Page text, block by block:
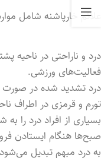
علائم خارپاشنه شامل
درد و ناراحتی در ناحیه
فعالیت‌های ورزشی.
درد تشدید شده در صورت
تورم و قرمزی در اطراف
بسیاری از افراد درد را
صبح‌ها هنگام ایستادن
به درد مبهم تبدیل